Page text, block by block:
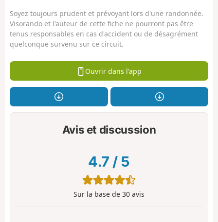
Soyez toujours prudent et prévoyant lors d'une randonnée.
Visorando et l'auteur de cette fiche ne pourront pas être
tenus responsables en cas d'accident ou de désagrément
quelconque survenu sur ce circuit.
Ouvrir dans l'app
Avis et discussion
4.7 / 5
Sur la base de 30 avis